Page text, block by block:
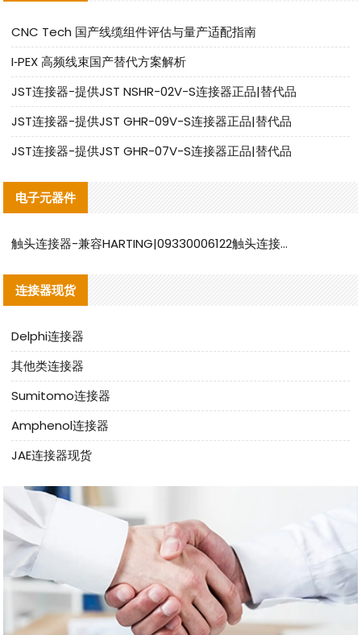
CNC Tech 国产线缆组件评估与量产适配指南
I‑PEX 高频线束国产替代方案解析
JST连接器-提供JST NSHR-02V-S连接器正品|替代品
JST连接器-提供JST GHR-09V-S连接器正品|替代品
JST连接器-提供JST GHR-07V-S连接器正品|替代品
电子元器件
触头连接器-兼容HARTING|09330006122触头连接器替代品说明
连接器现货
Delphi连接器
其他类连接器
Sumitomo连接器
Amphenol连接器
JAE连接器现货